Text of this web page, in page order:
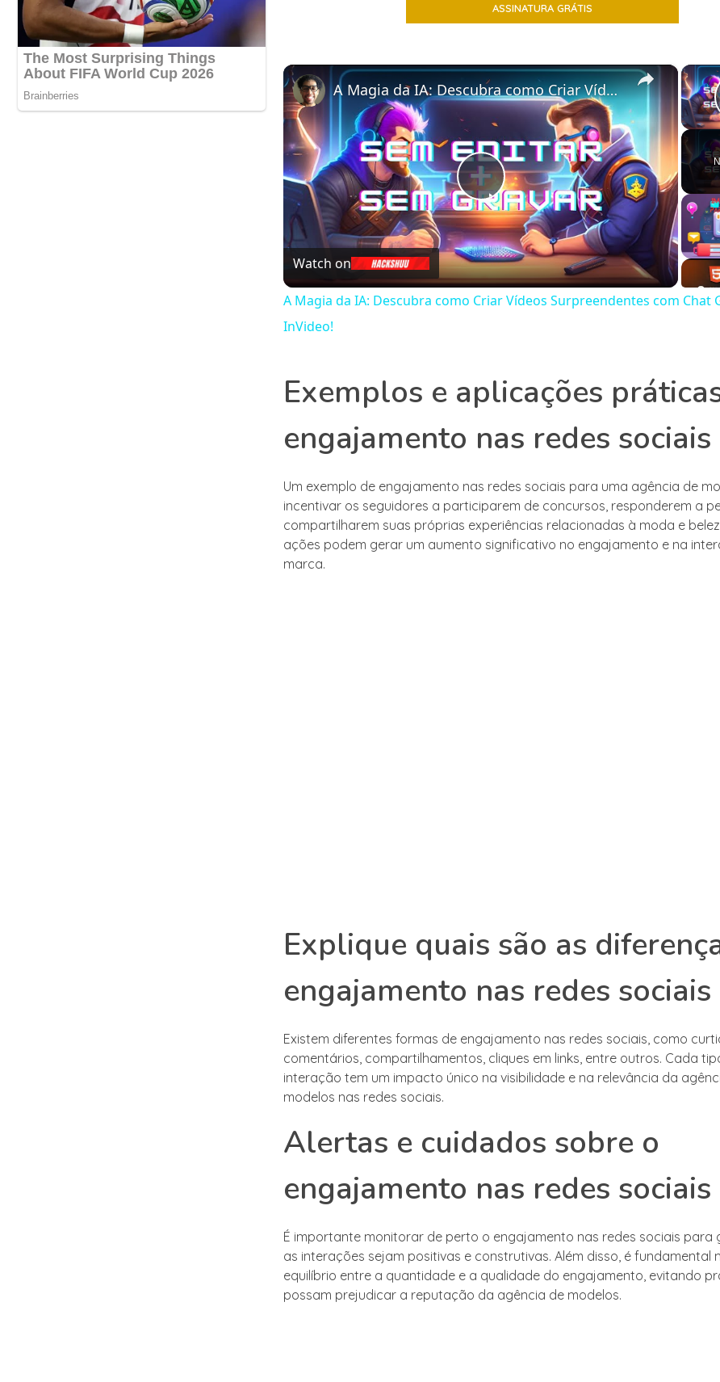
×
Play
Video
A Magia da IA: Descubra como Criar Vídeos Surpreendentes com Chat GPT e InVideo!
Watch on
A Magia da IA: Descubra como Criar Vídeos Surpreendentes com Chat
InVideo!
Exemplos e aplicações
engajamento nas redes sociais
Um exemplo de engajamento nas redes sociais para uma agência de
incentivar os seguidores a participarem de concursos, responderem a
compartilharem suas próprias experiências relacionadas à moda e
ações podem gerar um aumento significativo no engajamento e na
marca.
Explique quais são as
engajamento nas redes sociais
Existem diferentes formas de engajamento nas redes sociais, como
comentários, compartilhamentos, cliques em links, entre outros. Cada
interação tem um impacto único na visibilidade e na relevância da
modelos nas redes sociais.
Alertas e cuidados sobre o
engajamento nas redes sociais
É importante monitorar de perto o engajamento nas redes sociais para
as interações sejam positivas e construtivas. Além disso, é fundamental
equilíbrio entre a quantidade e a qualidade do engajamento, evitando
possam prejudicar a reputação da agência de modelos.